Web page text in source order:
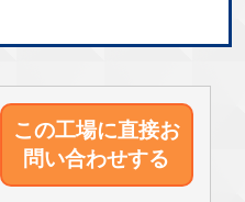
この工場に直接お
問い合わせする